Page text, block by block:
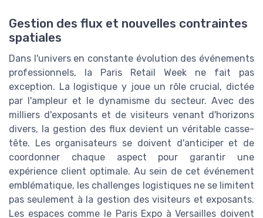
Gestion des flux et nouvelles contraintes
spatiales
Dans l'univers en constante évolution des événements
professionnels, la Paris Retail Week ne fait pas
exception. La logistique y joue un rôle crucial, dictée
par l'ampleur et le dynamisme du secteur. Avec des
milliers d'exposants et de visiteurs venant d'horizons
divers, la gestion des flux devient un véritable casse-
tête. Les organisateurs se doivent d'anticiper et de
coordonner chaque aspect pour garantir une
expérience client optimale. Au sein de cet événement
emblématique, les challenges logistiques ne se limitent
pas seulement à la gestion des visiteurs et exposants.
Les espaces comme le Paris Expo à Versailles doivent